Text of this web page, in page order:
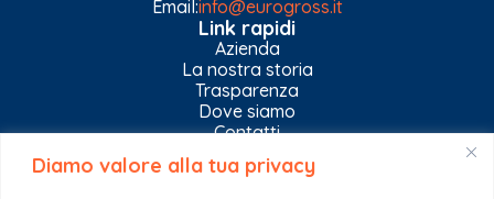
Diamo valore alla tua privacy
Email:info@eurogross.it
Link rapidi
Azienda
La nostra storia
Trasparenza
Dove siamo
Contatti
Privacy Policy